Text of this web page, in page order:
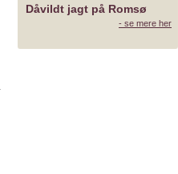
Dåvildt jagt på Romsø
- se mere her